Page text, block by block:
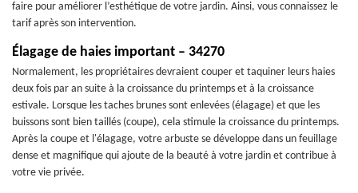
faire pour améliorer l’esthétique de votre jardin. Ainsi, vous connaissez le
tarif après son intervention.
Élagage de haies important – 34270
Normalement, les propriétaires devraient couper et taquiner leurs haies
deux fois par an suite à la croissance du printemps et à la croissance
estivale. Lorsque les taches brunes sont enlevées (élagage) et que les
buissons sont bien taillés (coupe), cela stimule la croissance du printemps.
Après la coupe et l'élagage, votre arbuste se développe dans un feuillage
dense et magnifique qui ajoute de la beauté à votre jardin et contribue à
votre vie privée.